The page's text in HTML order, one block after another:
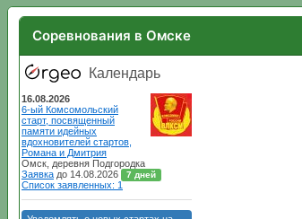
Соревнования в Омске